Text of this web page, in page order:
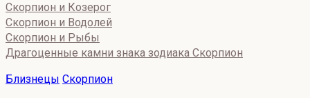
Скорпион и Козерог
Скорпион и Водолей
Скорпион и Рыбы
Драгоценные камни знака зодиака Скорпион
Близнецы Скорпион